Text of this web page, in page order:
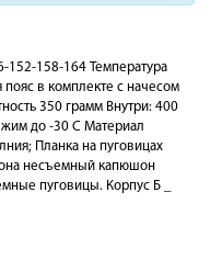
152-158-164 Температура
в комплекте с начесом
350 грамм Внутри: 400
до -30 С Материал
Планка на пуговицах
несъемный капюшон
пуговицы. Корпус Б _